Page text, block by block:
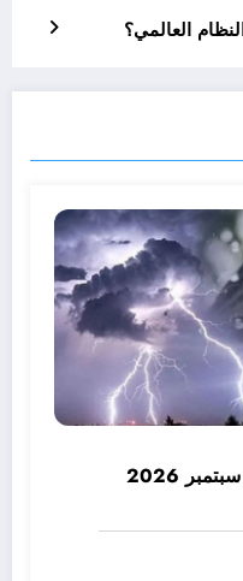
العالمي؟
درجات الحرارة و الأمطار في سبتمبر 2026